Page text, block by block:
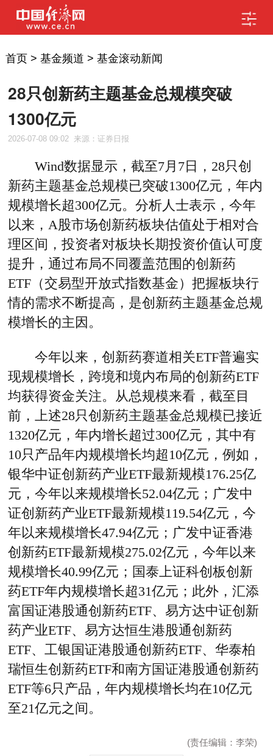
首页> 基金频道 > 基金滚动新闻
28只创新药主题基金总规模突破
1300亿元
2026-07-08 09:02 来源：证券日报
Wind数据显示，截至7月7日，28只创
新药主题基金总规模已突破1300亿元，年内
规模增长超300亿元。分析人士表示，今年
以来，A股市场创新药板块估值处于相对合
理区间，投资者对板块长期投资价值认可度
提升，通过布局不同覆盖范围的创新药
ETF（交易型开放式指数基金）把握板块行
情的需求不断提高，是创新药主题基金总规
模增长的主因。
今年以来，创新药赛道相关ETF普遍实
现规模增长，跨境和境内布局的创新药ETF
均获得资金关注。从总规模来看，截至目
前，上述28只创新药主题基金总规模已接近
1320亿元，年内增长超过300亿元，其中有
10只产品年内规模增长均超10亿元，例如，
银华中证创新药产业ETF最新规模176.25亿
元，今年以来规模增长52.04亿元；广发中
证创新药产业ETF最新规模119.54亿元，今
年以来规模增长47.94亿元；广发中证香港
创新药ETF最新规模275.02亿元，今年以来
规模增长40.99亿元；国泰上证科创板创新
药ETF年内规模增长超31亿元；此外，汇添
富国证港股通创新药ETF、易方达中证创新
药产业ETF、易方达恒生港股通创新药
ETF、工银国证港股通创新药ETF、华泰柏
瑞恒生创新药ETF和南方国证港股通创新药
ETF等6只产品，年内规模增长均在10亿元
至21亿元之间。
(责任编辑：李荣)